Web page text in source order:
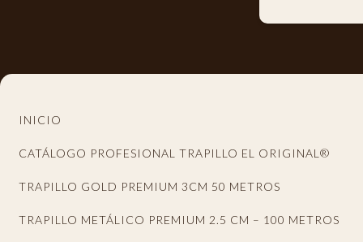
INICIO
CATÁLOGO PROFESIONAL TRAPILLO EL ORIGINAL®
TRAPILLO GOLD PREMIUM 3CM 50 METROS
TRAPILLO METÁLICO PREMIUM 2.5 CM – 100 METROS